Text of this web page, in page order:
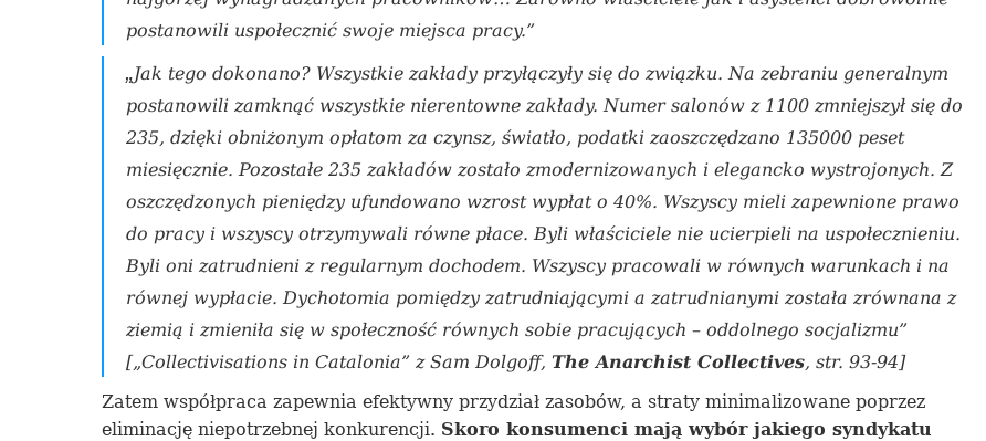
postanowili uspołecznić swoje miejsca pracy.”
„Jak tego dokonano? Wszystkie zakłady przyłączyły się do związku. Na zebraniu generalnym
postanowili zamknąć wszystkie nierentowne zakłady. Numer salonów z 1100 zmniejszył się do
235, dzięki obniżonym opłatom za czynsz, światło, podatki zaoszczędzano 135000 peset
miesięcznie. Pozostałe 235 zakładów zostało zmodernizowanych i elegancko wystrojonych. Z
oszczędzonych pieniędzy ufundowano wzrost wypłat o 40%. Wszyscy mieli zapewnione prawo
do pracy i wszyscy otrzymywali równe płace. Byli właściciele nie ucierpieli na uspołecznieniu.
Byli oni zatrudnieni zregularnym dochodem. Wszyscy pracowali w równych warunkach i na
równej wypłacie. Dychotomia pomiędzy zatrudniającymi a zatrudnianymi została zrównana z
ziemią i zmieniła się w społeczność równych sobie pracujących – oddolnego socjalizmu”
[„Collectivisations in Catalonia” z Sam Dolgoff, The Anarchist Collectives, str. 93-94]
Zatem współpraca zapewnia efektywny przydział zasobów, a straty minimalizowane poprzez
eliminację niepotrzebnej konkurencji. Skoro konsumenci mają wybór jakiego syndykatu